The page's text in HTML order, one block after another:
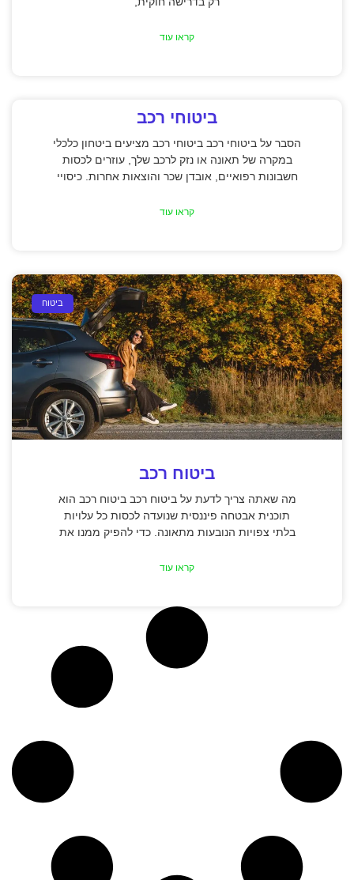
קראו עוד
ביטוחי רכב
הסבר על ביטוחי רכב ביטוחי רכב מציעים ביטחון כלכלי
במקרה של תאונה או נזק לרכב שלך, עוזרים לכסות
חשבונות רפואיים, אובדן שכר והוצאות אחרות. כיסויי
קראו עוד
ביטוח
ביטוח רכב
מה שאתה צריך לדעת על ביטוח רכב ביטוח רכב הוא
תוכנית אבטחה פיננסית שנועדה לכסות כל עלויות
בלתי צפויות הנובעות מתאונה. כדי להפיק ממנו את
קראו עוד